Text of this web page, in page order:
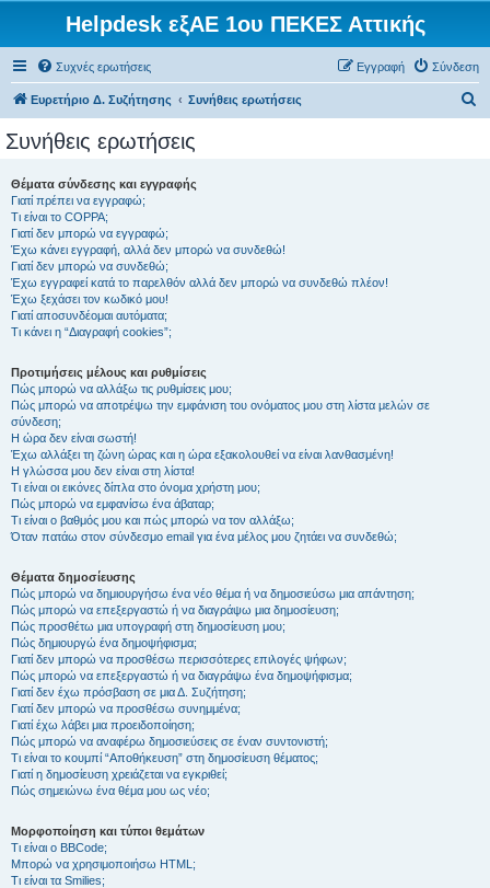
Helpdesk εξΑΕ 1ου ΠΕΚΕΣ Αττικής
Συχνές ερωτήσεις Σύνδεση
Εγγραφή
Ευρετήριο Δ. Συζήτησης Συνήθεις ερωτήσεις
Συνήθεις ερωτήσεις
Θέματα σύνδεσης και εγγραφής
Γιατί πρέπει να εγγραφώ;
Τι είναι το COPPA;
Γιατί δεν μπορώ να εγγραφώ;
Έχω κάνει εγγραφή, αλλά δεν μπορώ να συνδεθώ!
Γιατί δεν μπορώ να συνδεθώ;
Έχω εγγραφεί κατά το παρελθόν αλλά δεν μπορώ να συνδεθώ πλέον!
Έχω ξεχάσει τον κωδικό μου!
Γιατί αποσυνδέομαι αυτόματα;
Τι κάνει η “Διαγραφή cookies”;
Προτιμήσεις μέλους και ρυθμίσεις
Πώς μπορώ να αλλάξω τις ρυθμίσεις μου;
Πώς μπορώ να αποτρέψω την εμφάνιση του ονόματος μου στη λίστα μελών σε
σύνδεση;
Η ώρα δεν είναι σωστή!
Έχω αλλάξει τη ζώνη ώρας και η ώρα εξακολουθεί να είναι λανθασμένη!
Η γλώσσα μου δεν είναι στη λίστα!
Τι είναι οι εικόνες δίπλα στο όνομα χρήστη μου;
Πώς μπορώ να εμφανίσω ένα άβαταρ;
Τι είναι ο βαθμός μου και πώς μπορώ να τον αλλάξω;
Όταν πατάω στον σύνδεσμο email για ένα μέλος μου ζητάει να συνδεθώ;
Θέματα δημοσίευσης
Πώς μπορώ να δημιουργήσω ένα νέο θέμα ή να δημοσιεύσω μια απάντηση;
Πώς μπορώ να επεξεργαστώ ή να διαγράψω μια δημοσίευση;
Πώς προσθέτω μια υπογραφή στη δημοσίευση μου;
Πώς δημιουργώ ένα δημοψήφισμα;
Γιατί δεν μπορώ να προσθέσω περισσότερες επιλογές ψήφων;
Πώς μπορώ να επεξεργαστώ ή να διαγράψω ένα δημοψήφισμα;
Γιατί δεν έχω πρόσβαση σε μια Δ. Συζήτηση;
Γιατί δεν μπορώ να προσθέσω συνημμένα;
Γιατί έχω λάβει μια προειδοποίηση;
Πώς μπορώ να αναφέρω δημοσιεύσεις σε έναν συντονιστή;
Τι είναι το κουμπί “Αποθήκευση” στη δημοσίευση θέματος;
Γιατί η δημοσίευση χρειάζεται να εγκριθεί;
Πώς σημειώνω ένα θέμα μου ως νέο;
Μορφοποίηση και τύποι θεμάτων
Τι είναι ο BBCode;
Μπορώ να χρησιμοποιήσω HTML;
Τι είναι τα Smilies;